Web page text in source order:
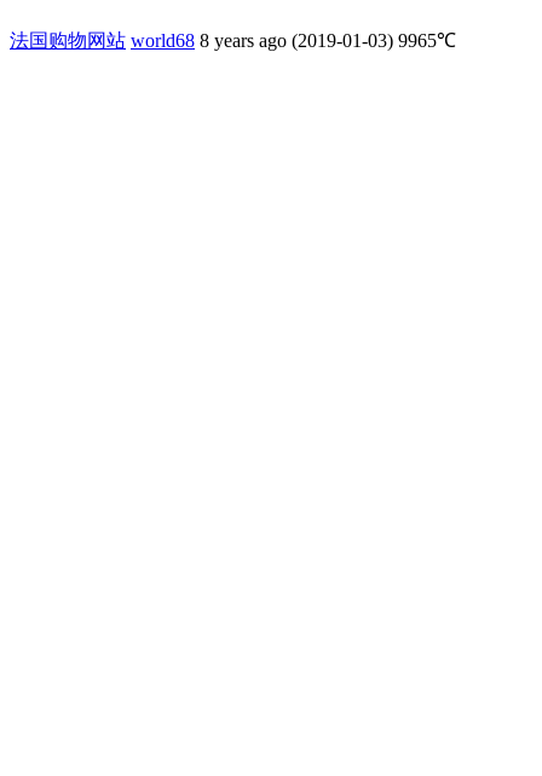
法国购物网站 world68 8 years ago (2019-01-03) 9965℃